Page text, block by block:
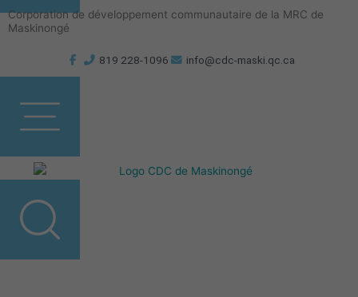
Aller
au
Corporation de développement communautaire de la MRC de
Maskinongé
819 228-1096 info@cdc-maski.qc.ca